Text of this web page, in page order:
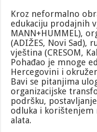
Kroz neformalno
edukaciju prodajnih
MANN+HUMMEL),
(ADIŽES, Novi Sad),
vještina (CRESOM,
Pohađao je mnoge
Hercegovini i
Bavi se pitanjima
organizacijske
podršku,
odluka i korištenjem
alata.